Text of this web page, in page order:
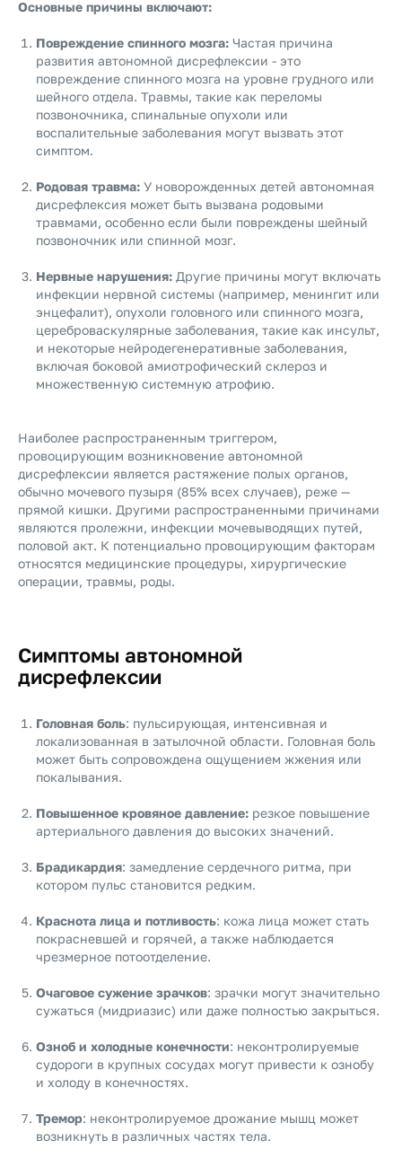
Основные причины включают:
Повреждение спинного мозга: Частая причина
развития автономной дисрефлексии - это
повреждение спинного мозга на уровне грудного или
шейного отдела. Травмы, такие как переломы
позвоночника, спинальные опухоли или
воспалительные заболевания могут вызвать этот
симптом.
Родовая травма: У новорожденных детей автономная
дисрефлексия может быть вызвана родовыми
травмами, особенно если были повреждены шейный
позвоночник или спинной мозг.
Нервные нарушения: Другие причины могут включать
инфекции нервной системы (например, менингит или
энцефалит), опухоли головного или спинного мозга,
цереброваскулярные заболевания, такие как инсульт,
и некоторые нейродегенеративные заболевания,
включая боковой амиотрофический склероз и
множественную системную атрофию.
Наиболее распространенным триггером,
провоцирующим возникновение автономной
дисрефлексии является растяжение полых органов,
обычно мочевого пузыря (85% всех случаев), реже —
прямой кишки. Другими распространенными причинами
являются пролежни, инфекции мочевыводящих путей,
половой акт. К потенциально провоцирующим факторам
относятся медицинские процедуры, хирургические
операции, травмы, роды.
Симптомы автономной
дисрефлексии
Головная боль: пульсирующая, интенсивная и
локализованная в затылочной области. Головная боль
может быть сопровождена ощущением жжения или
покалывания.
Повышенное кровяное давление: резкое повышение
артериального давления до высоких значений.
Брадикардия: замедление сердечного ритма, при
котором пульс становится редким.
Краснота лица и потливость: кожа лица может стать
покрасневшей и горячей, а также наблюдается
чрезмерное потоотделение.
Очаговое сужение зрачков: зрачки могут значительно
сужаться (мидриазис) или даже полностью закрыться.
Озноб и холодные конечности: неконтролируемые
судороги в крупных сосудах могут привести к ознобу
и холоду в конечностях.
Тремор: неконтролируемое дрожание мышц может
возникнуть в различных частях тела.